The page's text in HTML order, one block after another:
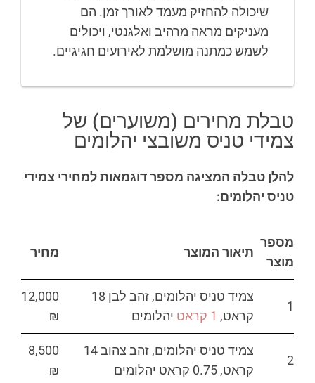
שיכולה להחזיק מעמד לאורך זמן. הם
מעניקים מראה מרהיב ואלגנטי, ויכולים
לשמש כמתנה מושלמת לאירועים חגיגיים.
טבלת מחירים (משוערים) של
צמידי טניס משובצי יהלומים
להלן טבלה המציגה מספר דוגמאות למחירי צמידי
טניס יהלומים:
מספר
מוצר
תיאור המוצר מחיר
1
צמיד טניס יהלומים, זהב לבן 18
קראט, 1 קראט יהלומים
12,000
₪
2
צמיד טניס יהלומים, זהב צהוב 14
קראט, 0.75 קראט יהלומים
8,500
₪